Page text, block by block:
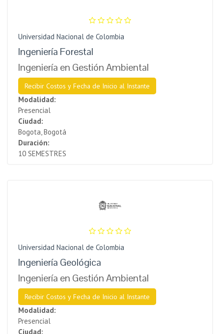
Universidad Nacional de Colombia
Ingeniería Forestal
Ingeniería en Gestión Ambiental
Recibir Costos y Fecha de Inicio al Instante
Modalidad:
Presencial
Ciudad:
Bogota, Bogotá
Duración:
10 SEMESTRES
Universidad Nacional de Colombia
Ingeniería Geológica
Ingeniería en Gestión Ambiental
Recibir Costos y Fecha de Inicio al Instante
Modalidad:
Presencial
Ciudad: